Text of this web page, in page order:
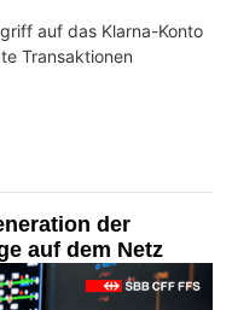
auf das Klarna-Konto
Transaktionen
der
auf dem Netz